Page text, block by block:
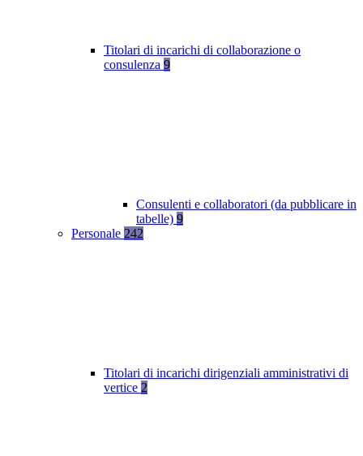
Titolari di incarichi di collaborazione o
consulenza 9
Consulenti e collaboratori (da pubblicare in
tabelle) 9
Personale 242
Titolari di incarichi dirigenziali amministrativi di
vertice 2